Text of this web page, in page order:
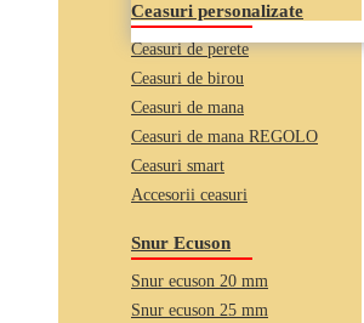
Ceasuri personalizate
Ceasuri de perete
Ceasuri de birou
Ceasuri de mana
Ceasuri de mana REGOLO
Ceasuri smart
Accesorii ceasuri
Snur Ecuson
Snur ecuson 20 mm
Snur ecuson 25 mm